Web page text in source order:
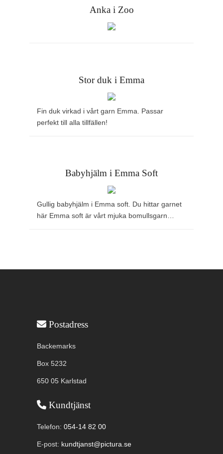
Anka i Zoo
Stor duk i Emma
Fin duk virkad i vårt garn Emma. Passar
perfekt till alla tillfällen!
Babyhjälm i Emma Soft
Gullig babyhjälm i Emma soft. Du hittar garnet
här Emma soft är vårt mjuka bomullsgarn…
Användbar information
Postadress
Backemarks
Box 5232
650 05 Karlstad
Kundtjänst
Telefon: 054-14 82 00
E-post: kundtjanst@pictura.se